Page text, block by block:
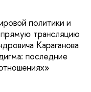
политики и
трансляцию
Караганова
последние